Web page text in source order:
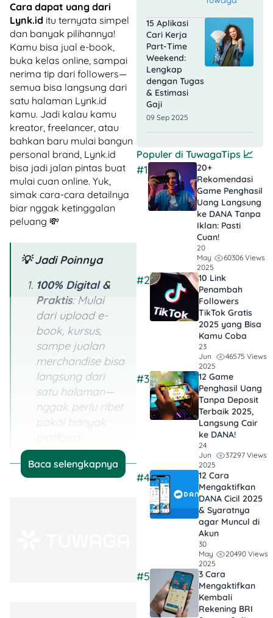
Cara dapat uang dari
Lynk.id itu ternyata simpel
dan banyak pilihannya!
Kamu bisa jual e-book,
buka kelas online, sampai
nerima tip dari followers—
semua bisa langsung dari
satu halaman Lynk.id
kamu. Jadi kalau kamu
kreator, freelancer, atau
bahkan baru mulai bangun
personal brand, Lynk.id
bisa jadi jalan pintas buat
mulai cuan online. Yuk,
simak cara-cara detailnya
biar nggak ketinggalan
peluang 💸
💡 Jadi Poinnya
100% Digital &
Praktis: Mulai
dari upload e-
book, kursus,
sampe jualan
merchandise bisa
langsung dari
satu halaman—
nggak perlu ribet
pakai banyak
Cocok Buat
Siapa Aja: Nggak
Baca selengkapnya
15 Aplikasi
Cari Kerja
Part-Time
Weekend:
Lengkap
dengan Tugas
& Estimasi
Gaji
09 Sep 2025
Populer di TuwagaTips 📈
#1
20+
Rekomendasi
Game Penghasil
Uang Langsung
ke DANA Tanpa
Iklan​: Pasti
Cuan!
20
May
2025
60306 Views
#2
10 Link
Penambah
Followers
TikTok Gratis​
2025 yang Bisa
Kamu Coba
23
Jun
2025
46575 Views
#3
12 Game
Penghasil Uang
Tanpa Deposit
Terbaik 2025,
Langsung Cair
ke DANA!
24
Jun
2025
37297 Views
#4
12 Cara
Mengaktifkan
DANA Cicil 2025
& Syaratnya
agar Muncul di
Akun
30
May
2025
20490 Views
#5
3 Cara
Mengaktifkan
Kembali
Rekening BRI